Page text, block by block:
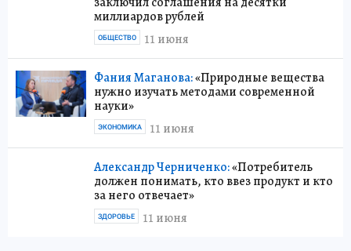
миллиардов рублей
11 июня
ОБЩЕСТВО
Фания Маганова:«Природные вещества
нужно изучать методами современной
науки»
11 июня
ЭКОНОМИКА
Александр Черниченко:«Потребитель
должен понимать, кто ввез продукт и кто
за него отвечает»
11 июня
ЗДОРОВЬЕ